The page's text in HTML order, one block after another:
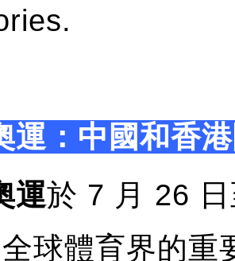
運：中國和香
運於 7 月 26
球體育界的重